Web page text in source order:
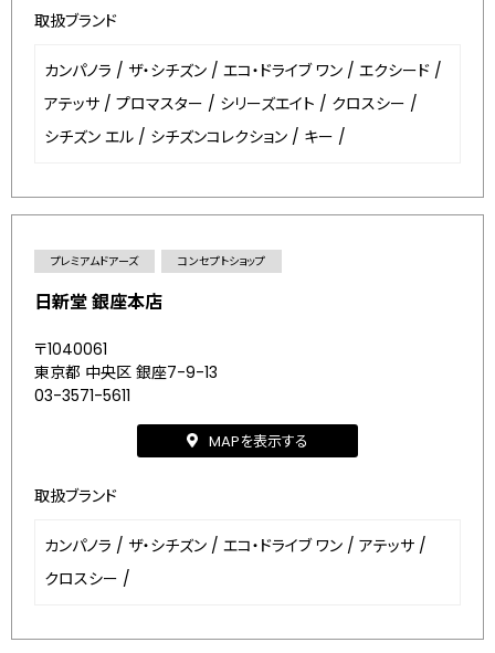
取扱ブランド
カンパノラ / ザ・シチズン / エコ・ドライブ ワン / エクシード /
アテッサ / プロマスター / シリーズエイト / クロスシー /
シチズン エル / シチズンコレクション / キー /
プレミアムドアーズ コンセプトショップ
日新堂 銀座本店
〒1040061
東京都 中央区 銀座7-9-13
03-3571-5611
MAPを表示する
取扱ブランド
カンパノラ / ザ・シチズン / エコ・ドライブ ワン / アテッサ /
クロスシー /